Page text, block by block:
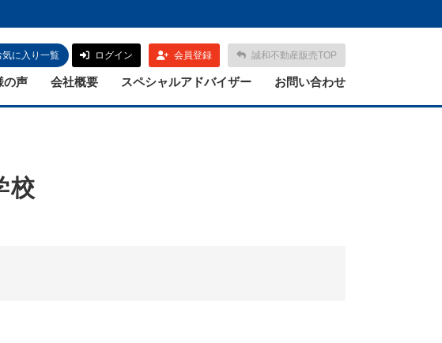
ログイン 会員登録 誠和不動産販売TOP
気に入り一覧
の声 会社概要 スペシャルアドバイザー お問い合わせ
校